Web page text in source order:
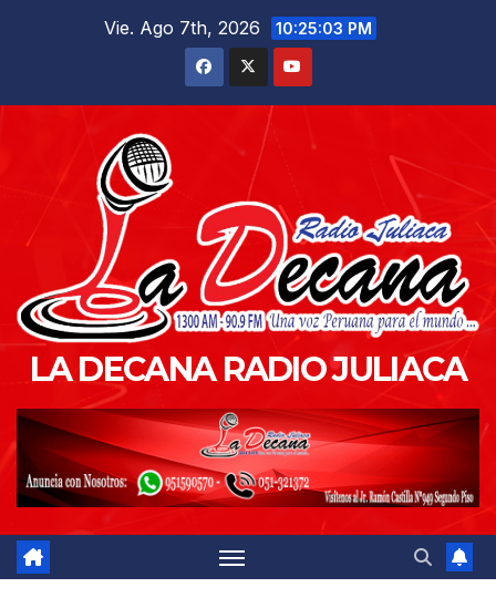
Vie. Ago 7th, 2026 10:25:04 PM
LA DECANA RADIO JULIACA